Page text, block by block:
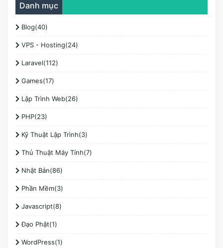
Danh mục
Blog(40)
VPS - Hosting(24)
Laravel(112)
Games(17)
Lập Trình Web(26)
PHP(23)
Kỹ Thuật Lập Trình(3)
Thủ Thuật Máy Tính(7)
Nhật Bản(86)
Phần Mềm(3)
Javascript(8)
Đạo Phật(1)
WordPress(1)